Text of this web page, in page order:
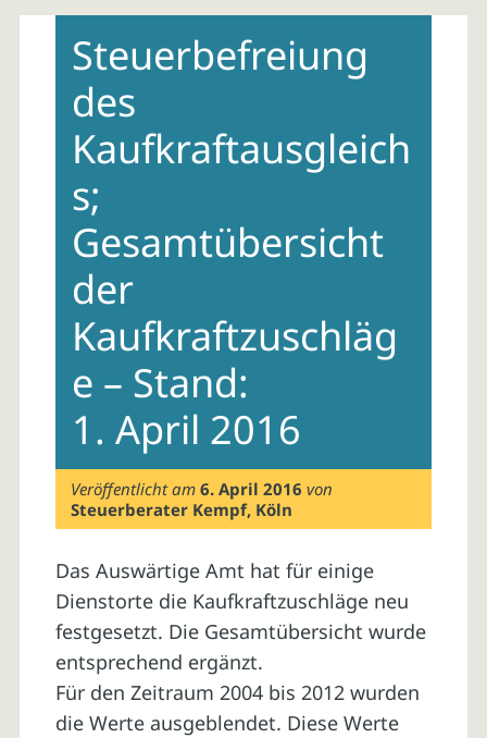
contentSteuerbefreiung
des
Kaufkraftausgleich
s;
Gesamtübersicht
der
Kaufkraftzuschläg
e – Stand:
1. April 2016
Veröffentlicht am6. April 2016 von
Steuerberater Kempf, Köln
Das Auswärtige Amt hat für einige
Dienstorte die Kaufkraftzuschläge neu
festgesetzt. Die Gesamtübersicht wurde
entsprechend ergänzt.
Für den Zeitraum 2004 bis 2012 wurden
die Werte ausgeblendet. Diese Werte